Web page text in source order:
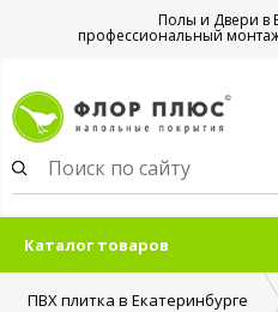
Полы и Двери в
профессиональный
Каталог товаров
ПВХ плитка в Екатеринбурге